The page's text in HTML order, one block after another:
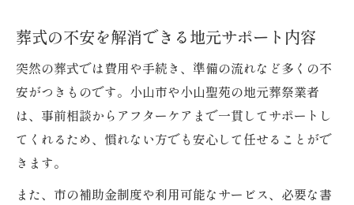
葬式の不安を解消できる地元サポート内容
突然の葬式では費用や手続き、準備の流れなど多くの不
安がつきものです。小山市や小山聖苑の地元葬祭業者
は、事前相談からアフターケアまで一貫してサポートし
てくれるため、慣れない方でも安心して任せることがで
きます。
また、市の補助金制度や利用可能なサービス、必要な書